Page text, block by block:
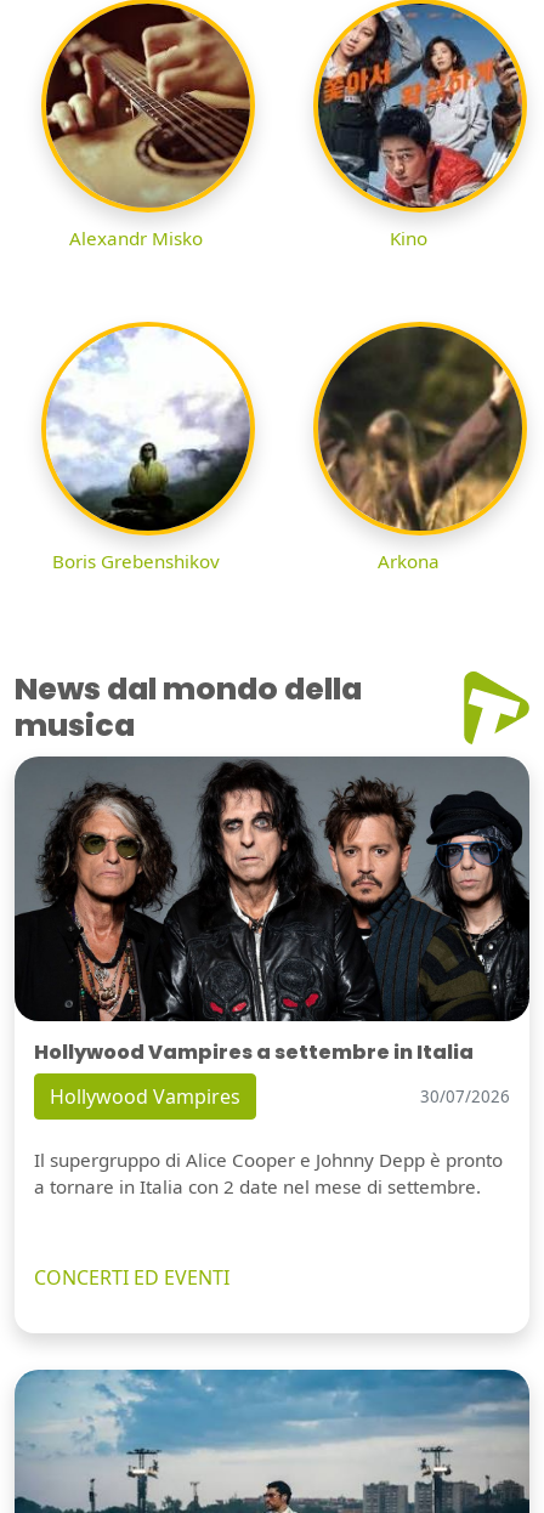
Alexandr Misko Kino
Boris Grebenshikov Arkona
News dal mondo della
musica
Hollywood Vampires a settembre in Italia
Hollywood Vampires 30/07/2026
Il supergruppo di Alice Cooper e Johnny Depp è pronto
a tornare in Italia con 2 date nel mese di settembre.
CONCERTI ED EVENTI